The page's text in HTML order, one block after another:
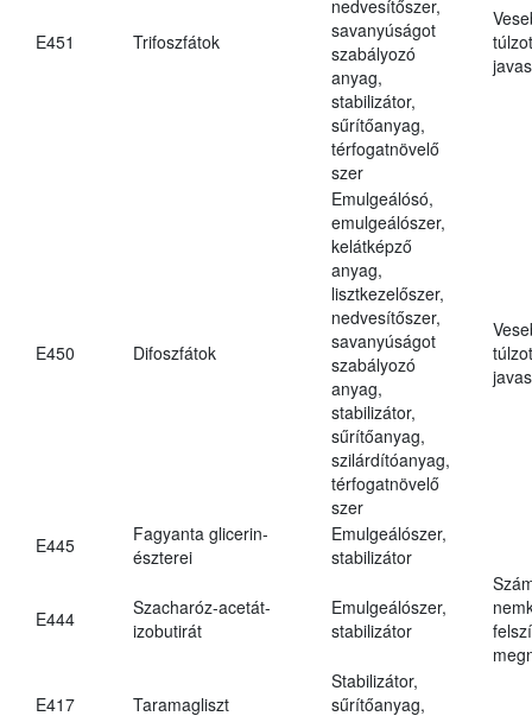
E451 Trifoszfátok
nedvesítőszer,
savanyúságot
szabályozó
anyag,
stabilizátor,
sűrítőanyag,
térfogatnövelő
szer
E450 Difoszfátok
Emulgeálósó,
emulgeálószer,
kelátképző
anyag,
lisztkezelőszer,
nedvesítőszer,
savanyúságot
szabályozó
anyag,
stabilizátor,
sűrítőanyag,
szilárdítóanyag,
térfogatnövelő
szer
E445
Fagyanta glicerin-
észterei
Emulgeálószer,
stabilizátor
E444
Szacharóz-acetát-
izobutirát
Emulgeálószer,
stabilizátor
E417 Taramagliszt
Stabilizátor,
sűrítőanyag,